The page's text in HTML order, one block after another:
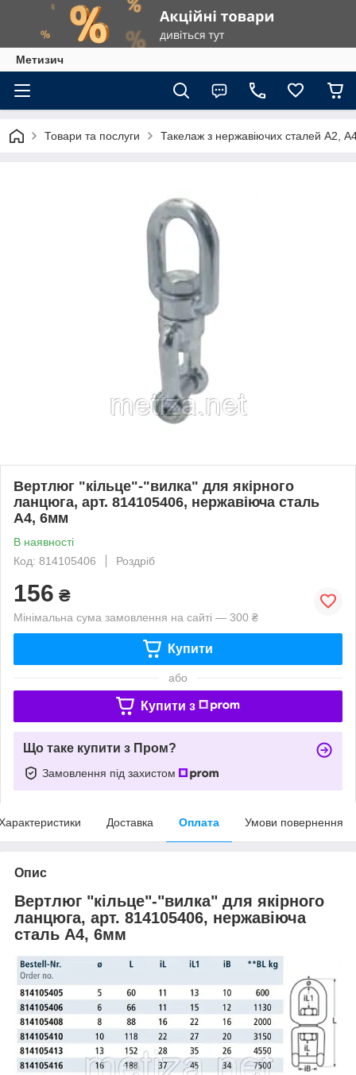
Метизич
Товари та послуги Такелаж з нержавіючих сталей А2,
Вертлюг "кільце"-"вилка" для якірного
ланцюга, арт. 814105406, нержавіюча сталь
А4, 6мм
В наявності
Код: 814105406
Роздріб
156 ₴
Мінімальна сума замовлення на сайті — 300 ₴
Купити
або
Купити з
Що таке купити з Пром?
Замовлення під захистом
Доставка Оплата Умови повернення
Опис
Вертлюг "кільце"-"вилка" для якірного
ланцюга, арт. 814105406, нержавіюча
сталь А4, 6мм